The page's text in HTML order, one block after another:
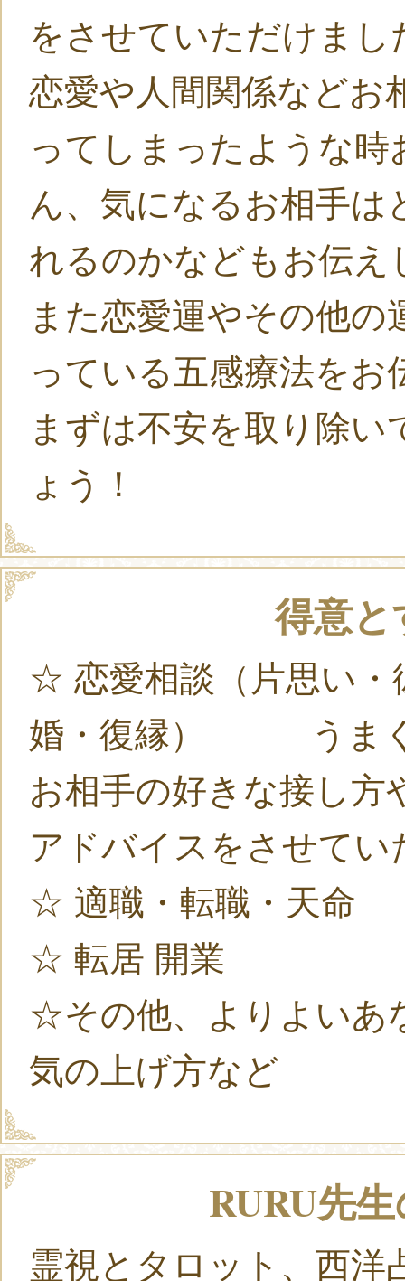
をさせていただけまし
恋愛や人間関係などお
ってしまったような
ん、気になるお相手は
れるのかなどもお伝え
また恋愛運やその他
っている五感療法を
まずは不安を取り除
ょう！
得意
☆ 恋愛相談（片思い・
婚・復縁） うまく
お相手の好きな接
アドバイスをさせて
☆ 適職・転職・天命
☆ 転居 開業
☆その他、よりよいあ
気の上げ方など
RURU先
霊視とタロット、西洋